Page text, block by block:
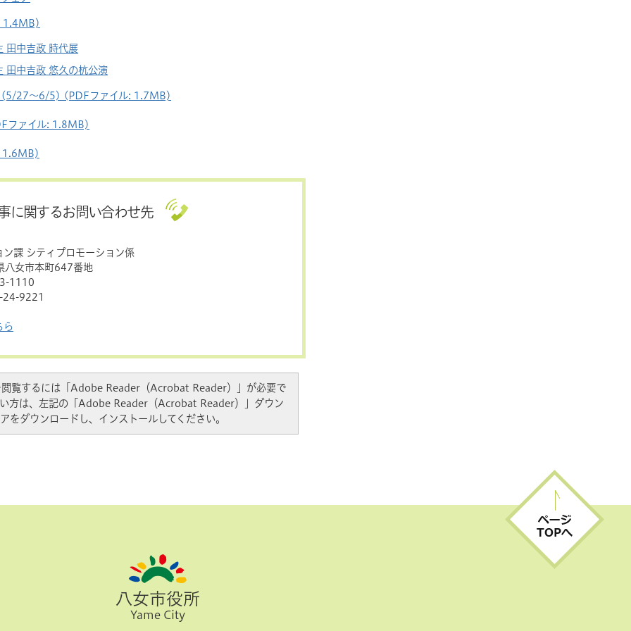
1.4MB)
田中吉政 時代展
田中吉政 悠久の杭公演
(5/27～6/5) (PDFファイル: 1.7MB)
ファイル: 1.8MB)
1.6MB)
に関するお問い合わせ先
課 シティプロモーション係
女市本町647番地
1110
24-9221
ら
閲覧するには「Adobe Reader（Acrobat Reader）」が必要で
方は、左記の「Adobe Reader（Acrobat Reader）」ダウン
をダウンロードし、インストールしてください。
八女市役所
Yame City